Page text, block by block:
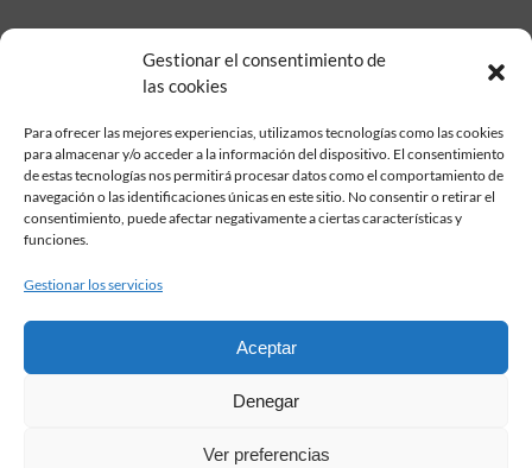
Gestionar el consentimiento de
las cookies
Para ofrecer las mejores experiencias, utilizamos tecnologías como las cookies
para almacenar y/o acceder a la información del dispositivo. El consentimiento
de estas tecnologías nos permitirá procesar datos como el comportamiento de
navegación o las identificaciones únicas en este sitio. No consentir o retirar el
consentimiento, puede afectar negativamente a ciertas características y
funciones.
Gestionar los servicios
Aceptar
Denegar
Ver preferencias
Fundación Pastor de Estudios Clásicos
Calle Serrano, 107. Madrid, 28006.
915617236
2026 Todos los derechos reservados © Fundación Pastor. Sitio web
Condiciones de contratación
Aviso legal